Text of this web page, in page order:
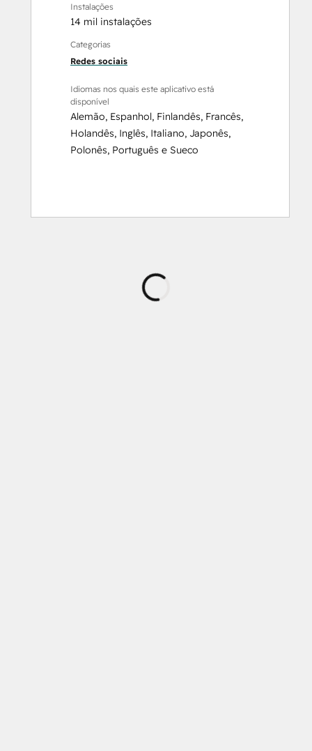
Instalações
14 mil instalações
Categorias
Redes sociais
Idiomas nos quais este aplicativo está
disponível
Alemão, Espanhol, Finlandês, Francês,
Holandês, Inglês, Italiano, Japonês,
Polonês, Português e Sueco
Carregando